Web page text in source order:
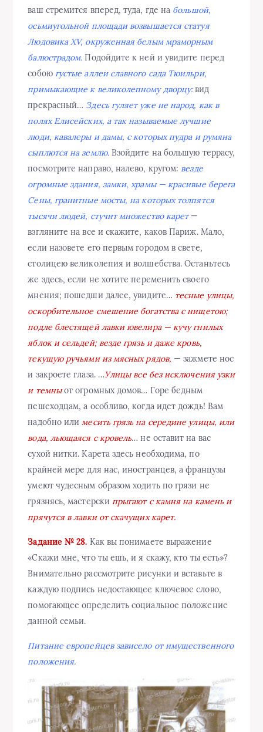
ваш стремится вперед, туда, где на большой,
осьмиугольной площади возвышается статуя
Людовика XV, окруженная белым мраморным
балюстрадом. Подойдите к ней и увидите перед
собою густые аллеи славного сада Тюильри,
примыкающие к великолепному дворцу:вид
прекрасный… Здесь гуляет уже не народ, как в
полях Елисейских, а так называемые лучшие
люди, кавалеры и дамы, с которых пудра и румяна
сыплются на землю.Взойдите на большую террасу,
посмотрите направо, налево, кругом:везде
огромные здания, замки, храмы — красивые берега
Сены, гранитные мосты, на которых толпятся
тысячи людей, стучит множество карет—
взгляните на все и скажите, каков Париж. Мало,
если назовете его первым городом в свете,
столицею великолепия и волшебства. Останьтесь
же здесь, если не хотите переменить своего
мнения; пошедши далее, увидите… тесные улицы,
оскорбительное смешение богатства с нищетою;
подле блестящей лавки ювелира — кучу гнилых
яблок и сельдей; везде грязь и даже кровь,
текущую ручьями из мясных рядов, — зажмете нос
и закроете глаза. …Улицы все без исключения узки
и темныот огромных домов… Горе бедным
пешеходцам, а особливо, когда идет дождь! Вам
надобно илимесить грязь на середине улицы, или
вода, льющаяся с кровель… не оставит на вас
сухой нитки. Карета здесь необходима, по
крайней мере для нас, иностранцев, а французы
умеют чудесным образом ходить по грязи не
грязнясь, мастерскипрыгают с камня на камень и
прячутся в лавки от скачущих карет.
Задание № 28. Как вы понимаете выражение
«Скажи мне, что ты ешь, и я скажу, кто ты есть»?
Внимательно рассмотрите рисунки и вставьте в
каждую подпись недостающее ключевое слово,
помогающее определить социальное положение
данной семьи.
Питание европейцев зависело от имущественного
положения.